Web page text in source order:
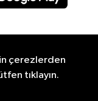
çerezlerden
tıklayın.